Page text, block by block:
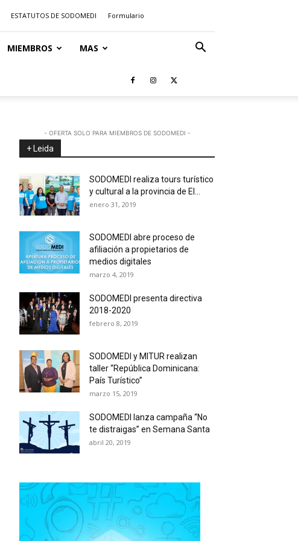
ESTATUTOS DE SODOMEDI Formulario
MIEMBROS MAS
- OFERTA SOLO PARA MIEMBROS DE SODOMEDI -
+ Leida
SODOMEDI realiza tours turístico
y cultural a la provincia de El...
enero 31, 2019
SODOMEDI abre proceso de
afiliación a propietarios de
medios digitales
marzo 4, 2019
SODOMEDI presenta directiva
2018-2020
febrero 8, 2019
SODOMEDI y MITUR realizan
taller “República Dominicana:
País Turístico”
marzo 15, 2019
SODOMEDI lanza campaña “No
te distraigas” en Semana Santa
abril 20, 2019